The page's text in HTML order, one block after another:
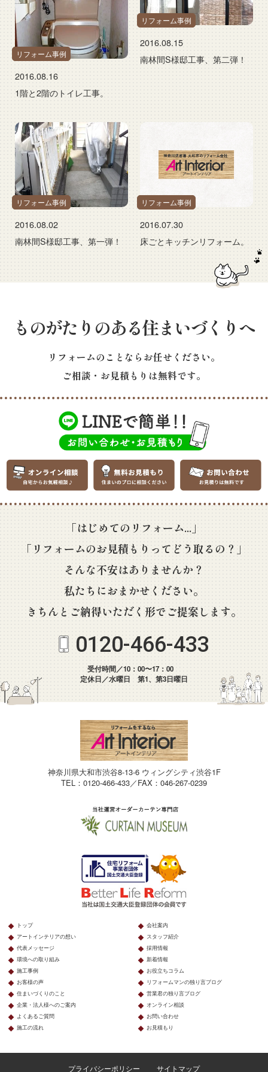
リフォーム事例
2016.08.16
1階と2階のトイレ工事。
リフォーム事例
2016.08.15
南林間S様邸工事、第二弾！
リフォーム事例
2016.08.02
南林間S様邸工事、第一弾！
リフォーム事例
2016.07.30
床ごとキッチンリフォーム。
ものがたりのある住まいづくりへ
リフォームのことならお任せください。
ご相談・お見積もりは無料です。
「はじめてのリフォーム...」
「リフォームのお見積もりってどう取るの？」
そんな不安はありませんか？
私たちにおまかせください。
きちんとご納得いただく形でご提案します。
0120-466-433
受付時間／10：00〜17：00
定休日／水曜日 第1、第3日曜日
神奈川県大和市渋谷8-13-6 ウィングシティ渋谷1F
TEL：0120-466-433／FAX：046-267-0239
トップ
アートインテリアの想い
代表メッセージ
環境への取り組み
施工事例
お客様の声
住まいづくりのこと
企業・法人様へのご案内
よくあるご質問
施工の流れ
会社案内
スタッフ紹介
採用情報
新着情報
お役立ちコラム
リフォームマンの独り言ブログ
営業君の独り言ブログ
オンライン相談
お問い合わせ
お見積もり
プライバシーポリシー サイトマップ